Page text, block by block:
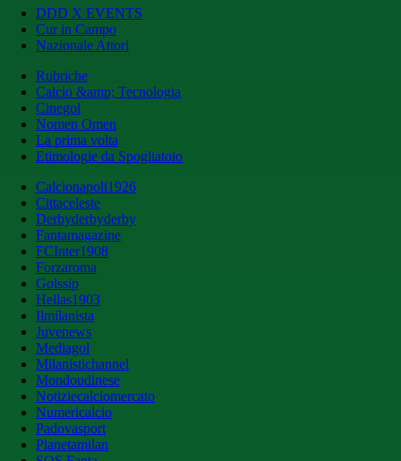
DDD X EVENTS
Cur in Campo
Nazionale Attori
Rubriche
Calcio &amp; Tecnologia
Cinegol
Nomen Omen
La prima volta
Etimologie da Spogliatoio
Calcionapoli1926
Cittaceleste
Derbyderbyderby
Fantamagazine
FCInter1908
Forzaroma
Golssip
Hellas1903
Ilmilanista
Juvenews
Mediagol
Milanistichannel
Mondoudinese
Notiziecalciomercato
Numericalcio
Padovasport
Pianetamilan